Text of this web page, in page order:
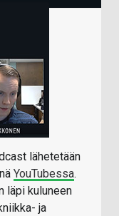
lähetetään
YouTubessa.
läpi kuluneen
ja